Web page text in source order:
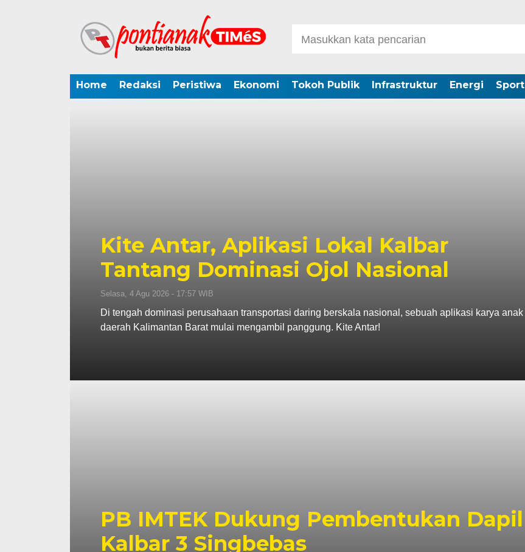
Home Redaksi Peristiwa Ekonomi Tokoh Publik Infrastruktur Energi Sport
Kite Antar, Aplikasi Lokal Kalbar
Tantang Dominasi Ojol Nasional
Selasa, 4 Agu 2026 - 17:57 WIB
Di tengah dominasi perusahaan transportasi daring berskala nasional, sebuah aplikasi karya anak
daerah Kalimantan Barat mulai mengambil panggung. Kite Antar!
PB IMTEK Dukung Pembentukan Dapil
Kalbar 3 Singbebas